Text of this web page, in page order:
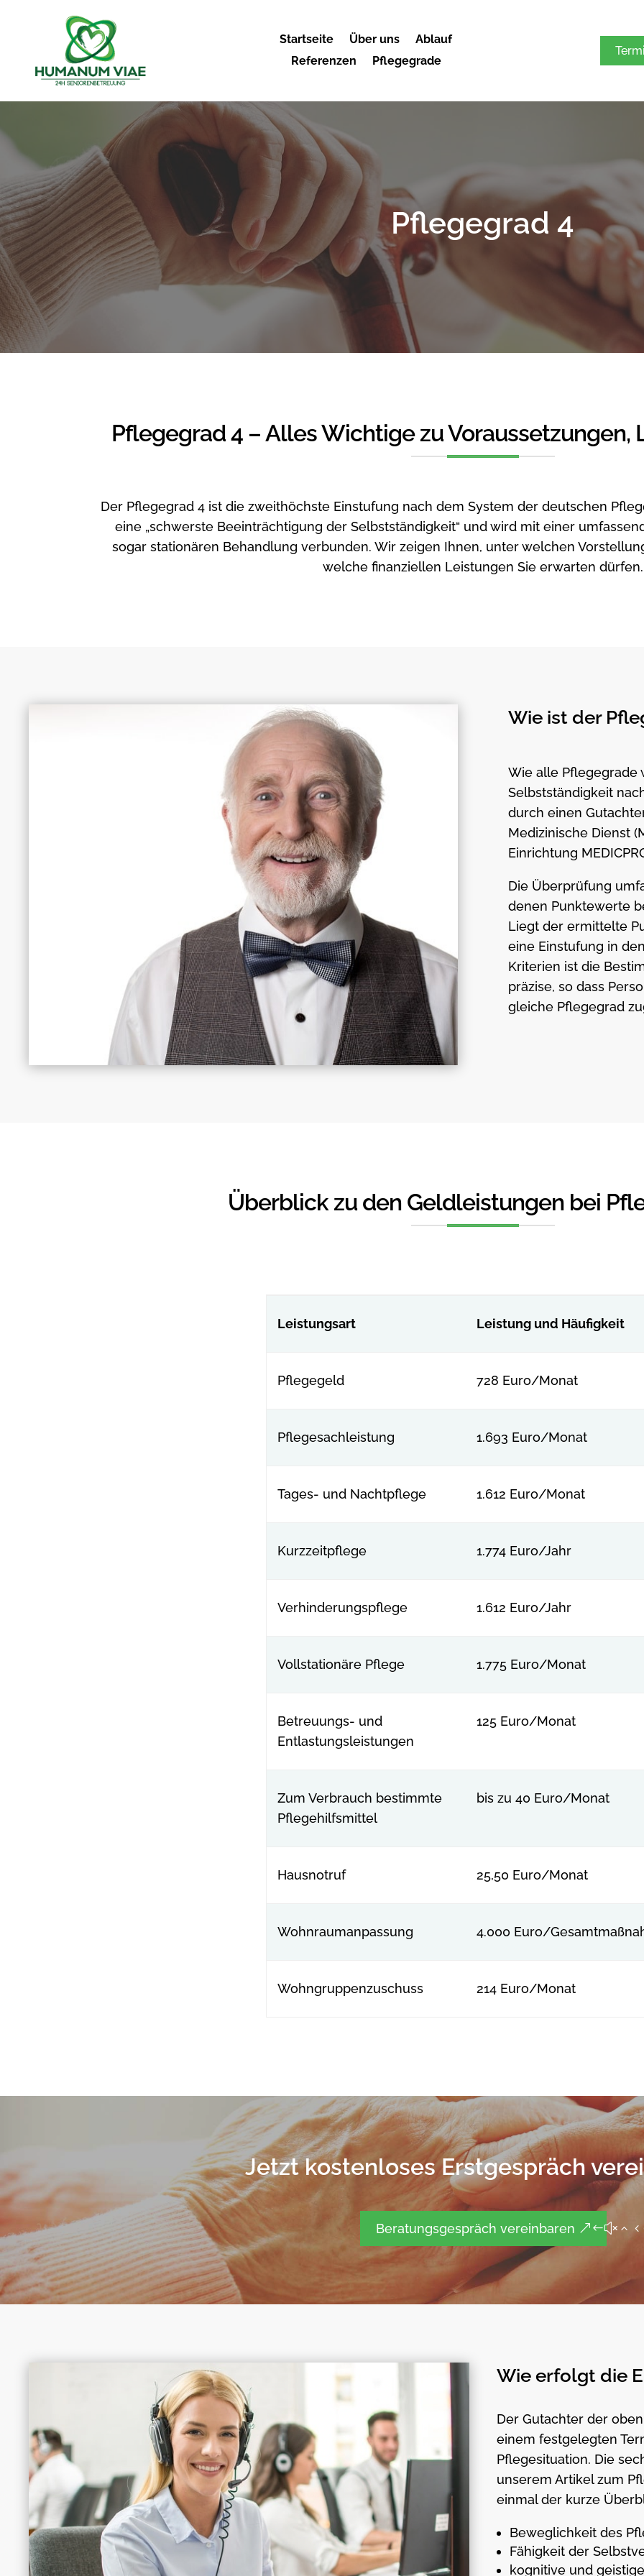
Startseite Über uns
Ablauf
Referenzen
Pflegegrade
Pflegegrad 4
Pflegegrad 4 – Alles Wichtige zu Voraussetzungen,
Der Pflegegrad 4 ist die zweithöchste Einstufung nach dem System der deutschen
eine „schwerste Beeinträchtigung der Selbstständigkeit“ und wird mit einer
sogar stationären Behandlung verbunden. Wir zeigen Ihnen, unter welchen
welche finanziellen Leistungen Sie erwarten dürfen.
Wie ist der
Wie alle Pflegegrade
Selbstständigkeit
durch einen
Medizinische Dienst
Einrichtung
Die Überprüfung
denen Punktewerte
Liegt der ermittelte
eine Einstufung in
Kriterien ist die
präzise, so dass
gleiche Pflegegrad
Überblick zu den Geldleistungen bei
Leistungsart Leistung und Häufigkeit
Pflegegeld 728 Euro/Monat
Pflegesachleistung 1.693 Euro/Monat
Tages- und Nachtpflege 1.612 Euro/Monat
Kurzzeitpflege 1.774 Euro/Jahr
Verhinderungspflege 1.612 Euro/Jahr
Vollstationäre Pflege 1.775 Euro/Monat
Betreuungs- und
Entlastungsleistungen
125 Euro/Monat
Zum Verbrauch bestimmte
Pflegehilfsmittel
bis zu 40 Euro/Monat
Hausnotruf 25,50 Euro/Monat
Wohnraumanpassung 4.000 Euro/
Wohngruppenzuschuss 214 Euro/Monat
Jetzt kostenloses Erstgespräch
Beratungsgespräch vereinbaren
Wie erfolgt die
Der Gutachter der
einem festgelegten
Pflegesituation. Die
unserem Artikel zum
einmal der kurze
Beweglichkeit des
Fähigkeit der
kognitive und